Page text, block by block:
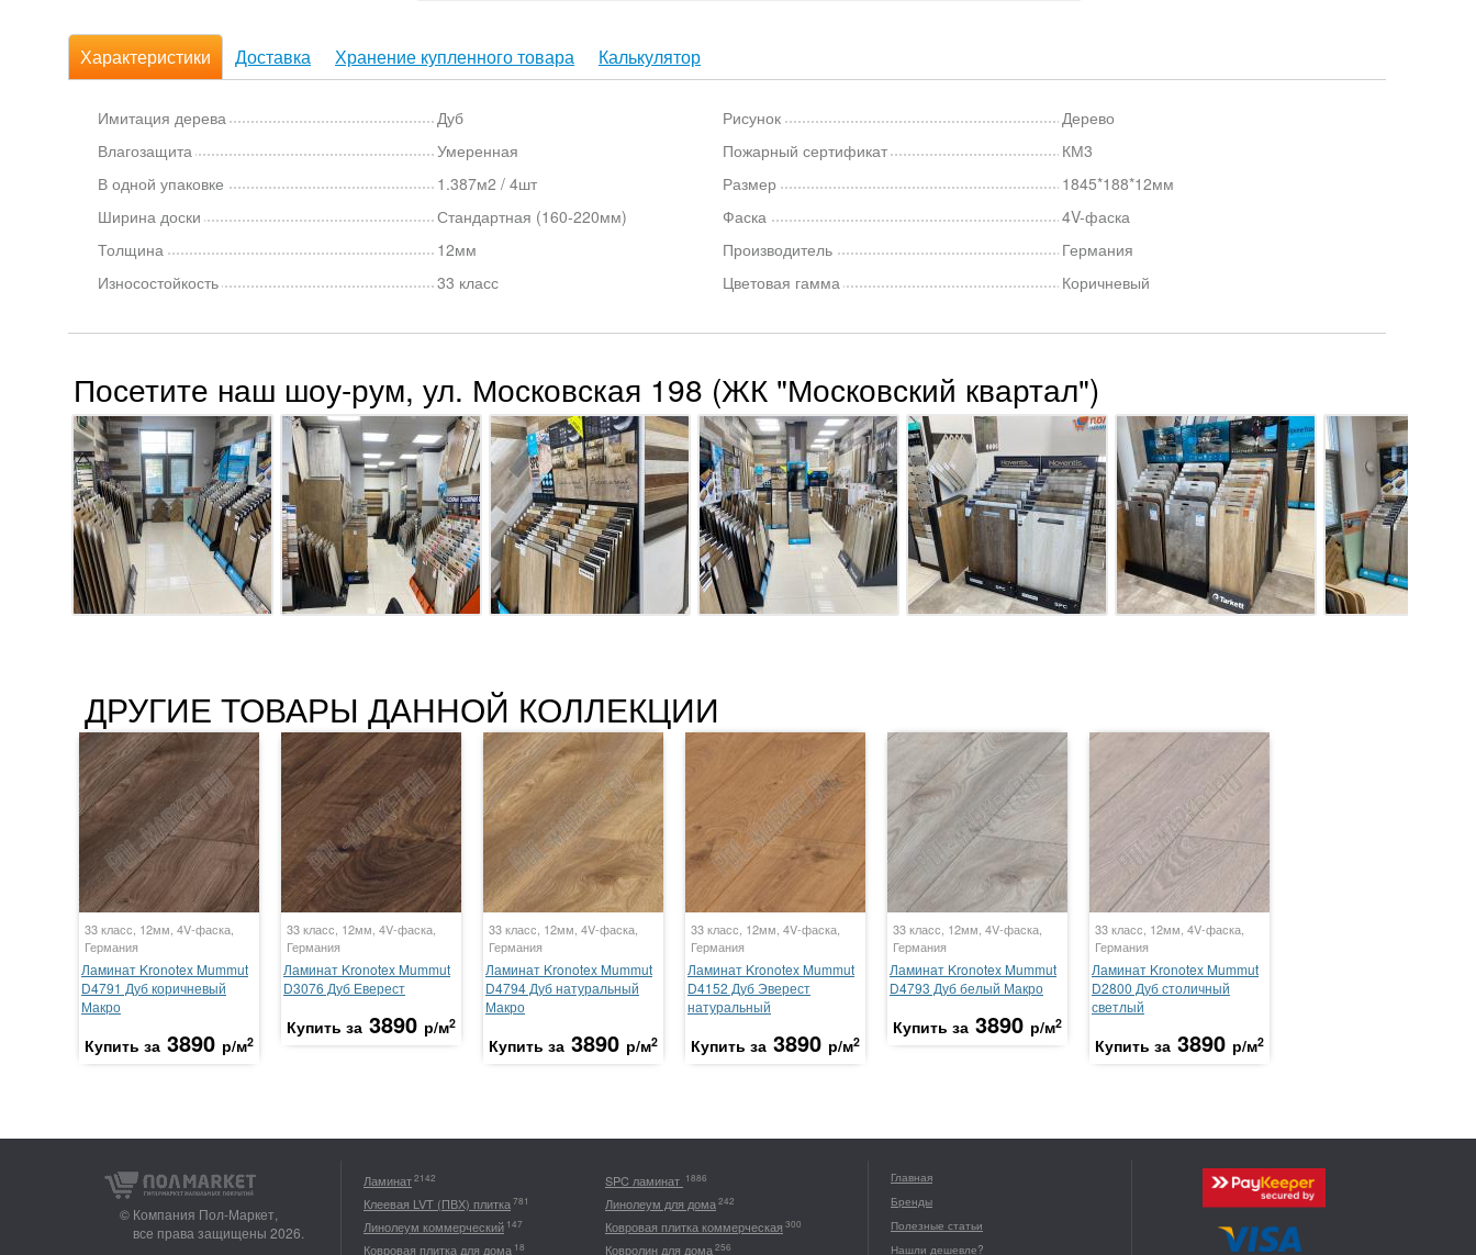
Характеристики Доставка Хранение купленного товара Калькулятор
Имитация дерева
Дуб
Влагозащита
Умеренная
В одной упаковке
1.387м2 / 4шт
Ширина доски
Стандартная (160-220мм)
Толщина
12мм
Износостойкость
33 класс
Рисунок
Дерево
Пожарный сертификат
КМ3
Размер
1845*188*12мм
Фаска
4V-фаска
Производитель
Германия
Цветовая гамма
Коричневый
Посетите наш шоу-рум, ул. Московская 198 (ЖК "Московский квартал")
ДРУГИЕ ТОВАРЫ ДАННОЙ КОЛЛЕКЦИИ
33 класс, 12мм, 4V-фаска,
Германия
Ламинат Kronotex Mummut
D4791 Дуб коричневый
Макро
Купить за 3890 р/м2
33 класс, 12мм, 4V-фаска,
Германия
Ламинат Kronotex Mummut
D3076 Дуб Еверест
Купить за 3890 р/м2
33 класс, 12мм, 4V-фаска,
Германия
Ламинат Kronotex Mummut
D4794 Дуб натуральный
Макро
Купить за 3890 р/м2
33 класс, 12мм, 4V-фаска,
Германия
Ламинат Kronotex Mummut
D4152 Дуб Эверест
натуральный
Купить за 3890 р/м2
33 класс, 12мм, 4V-фаска,
Германия
Ламинат Kronotex Mummut
D4793 Дуб белый Макро
Купить за 3890 р/м2
33 класс, 12мм, 4V-фаска,
Германия
Ламинат Kronotex Mummut
D2800 Дуб столичный
светлый
Купить за 3890 р/м2
© Компания Пол-Маркет,
все права защищены 2026.
Ламинат2142 SPC ламинат 1886
Клеевая LVT (ПВХ) плитка781 Линолеум для дома242
Линолеум коммерческий 147 Ковровая плитка коммерческая 300
Ковровая плитка для дома 18 Ковролин для дома256
Главная
Бренды
Полезные статьи
Нашли дешевле?